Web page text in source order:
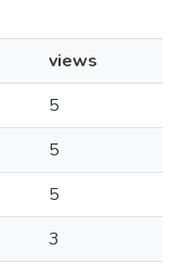
views
5
5
5
3